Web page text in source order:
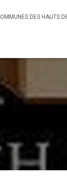
DES HAUTS